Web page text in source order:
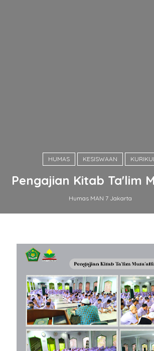
HUMAS KESISWAAN
Pengajian Kitab Ta'lim
Humas MAN 7 Jakarta